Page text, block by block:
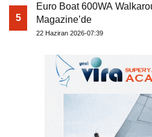
5
Euro Boat 600WA
Magazine’de
22 Haziran 2026-07:39